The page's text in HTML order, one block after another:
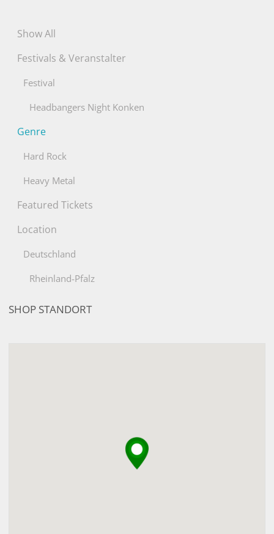
Show All
Festivals & Veranstalter
Festival
Headbangers Night Konken
Genre
Hard Rock
Heavy Metal
Featured Tickets
Location
Deutschland
Rheinland-Pfalz
SHOP STANDORT